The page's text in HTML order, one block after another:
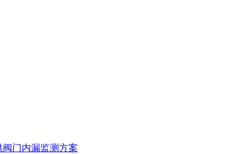
门内漏监测方案